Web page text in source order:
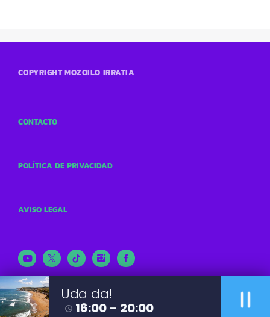
Uda da!
access_time 16:00 - 20:00 pause
COPYRIGHT MOZOILO IRRATIA
CONTACTO
POLÍTICA DE PRIVACIDAD
AVISO LEGAL